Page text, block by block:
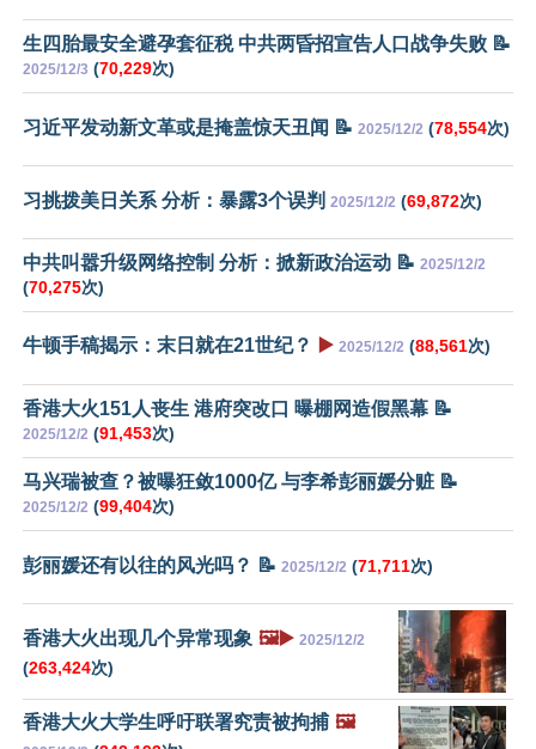
生四胎最安全避孕套征税 中共两昏招宣告人口战争失败 📝
2025/12/3 (70,229次)
习近平发动新文革或是掩盖惊天丑闻 📝 2025/12/2 (78,554次)
习挑拨美日关系 分析：暴露3个误判 2025/12/2 (69,872次)
中共叫嚣升级网络控制 分析：掀新政治运动 📝 2025/12/2
(70,275次)
牛顿手稿揭示：末日就在21世纪？ ▶️ 2025/12/2 (88,561次)
香港大火151人丧生 港府突改口 曝棚网造假黑幕 📝
2025/12/2 (91,453次)
马兴瑞被查？被曝狂敛1000亿 与李希彭丽媛分赃 📝
2025/12/2 (99,404次)
彭丽媛还有以往的风光吗？ 📝 2025/12/2 (71,711次)
香港大火出现几个异常现象 🖼️▶️ 2025/12/2
(263,424次)
香港大火大学生呼吁联署究责被拘捕 🖼️